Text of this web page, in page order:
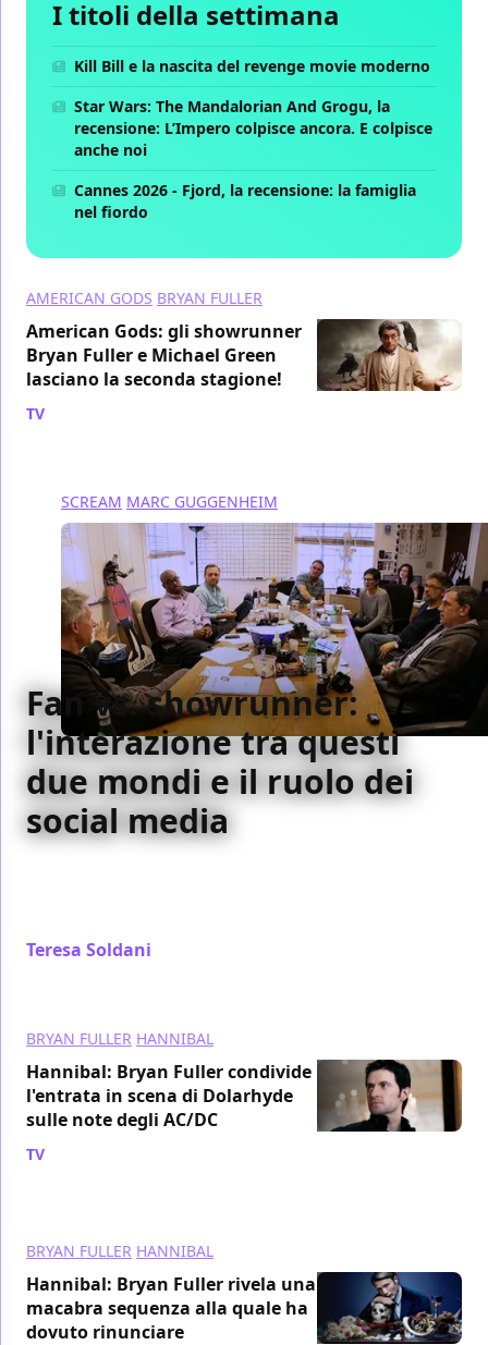
I titoli della settimana
Kill Bill e la nascita del revenge movie moderno
Star Wars: The Mandalorian And Grogu, la
recensione: L’Impero colpisce ancora. E colpisce
anche noi
Cannes 2026 - Fjord, la recensione: la famiglia
nel fiordo
AMERICAN GODS BRYAN FULLER
American Gods: gli showrunner
Bryan Fuller e Michael Green
lasciano la seconda stagione!
TV
SCREAM MARC GUGGENHEIM
Fan vs. showrunner:
l'interazione tra questi
due mondi e il ruolo dei
social media
Teresa Soldani
BRYAN FULLER HANNIBAL
Hannibal: Bryan Fuller condivide
l'entrata in scena di Dolarhyde
sulle note degli AC/DC
TV
BRYAN FULLER HANNIBAL
Hannibal: Bryan Fuller rivela una
macabra sequenza alla quale ha
dovuto rinunciare